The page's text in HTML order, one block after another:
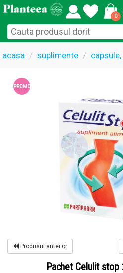
0
acasa suplimente
PROMO
Produsul anterior
Pachet Celulit stop